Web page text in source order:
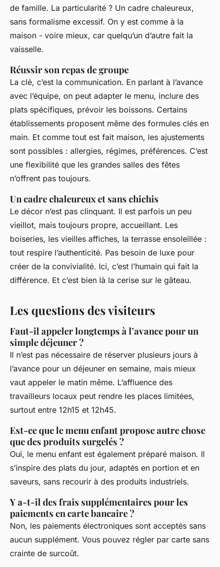
de famille. La particularité ? Un cadre chaleureux,
sans formalisme excessif. On y est comme à la
maison - voire mieux, car quelqu’un d’autre fait la
vaisselle.
Réussir son repas de groupe
La clé, c’est la communication. En parlant à l’avance
avec l’équipe, on peut adapter le menu, inclure des
plats spécifiques, prévoir les boissons. Certains
établissements proposent même des formules clés en
main. Et comme tout est fait maison, les ajustements
sont possibles : allergies, régimes, préférences. C’est
une flexibilité que les grandes salles des fêtes
n’offrent pas toujours.
Un cadre chaleureux et sans chichis
Le décor n’est pas clinquant. Il est parfois un peu
vieillot, mais toujours propre, accueillant. Les
boiseries, les vieilles affiches, la terrasse ensoleillée :
tout respire l’authenticité. Pas besoin de luxe pour
créer de la convivialité. Ici, c’est l’humain qui fait la
différence. Et c’est bien là la cerise sur le gâteau.
Les questions des visiteurs
Faut-il appeler longtemps à l’avance pour un
simple déjeuner ?
Il n’est pas nécessaire de réserver plusieurs jours à
l’avance pour un déjeuner en semaine, mais mieux
vaut appeler le matin même. L’affluence des
travailleurs locaux peut rendre les places limitées,
surtout entre 12h15 et 12h45.
Est-ce que le menu enfant propose autre chose
que des produits surgelés ?
Oui, le menu enfant est également préparé maison. Il
s’inspire des plats du jour, adaptés en portion et en
saveurs, sans recourir à des produits industriels.
Y a-t-il des frais supplémentaires pour les
paiements en carte bancaire ?
Non, les paiements électroniques sont acceptés sans
aucun supplément. Vous pouvez régler par carte sans
crainte de surcoût.